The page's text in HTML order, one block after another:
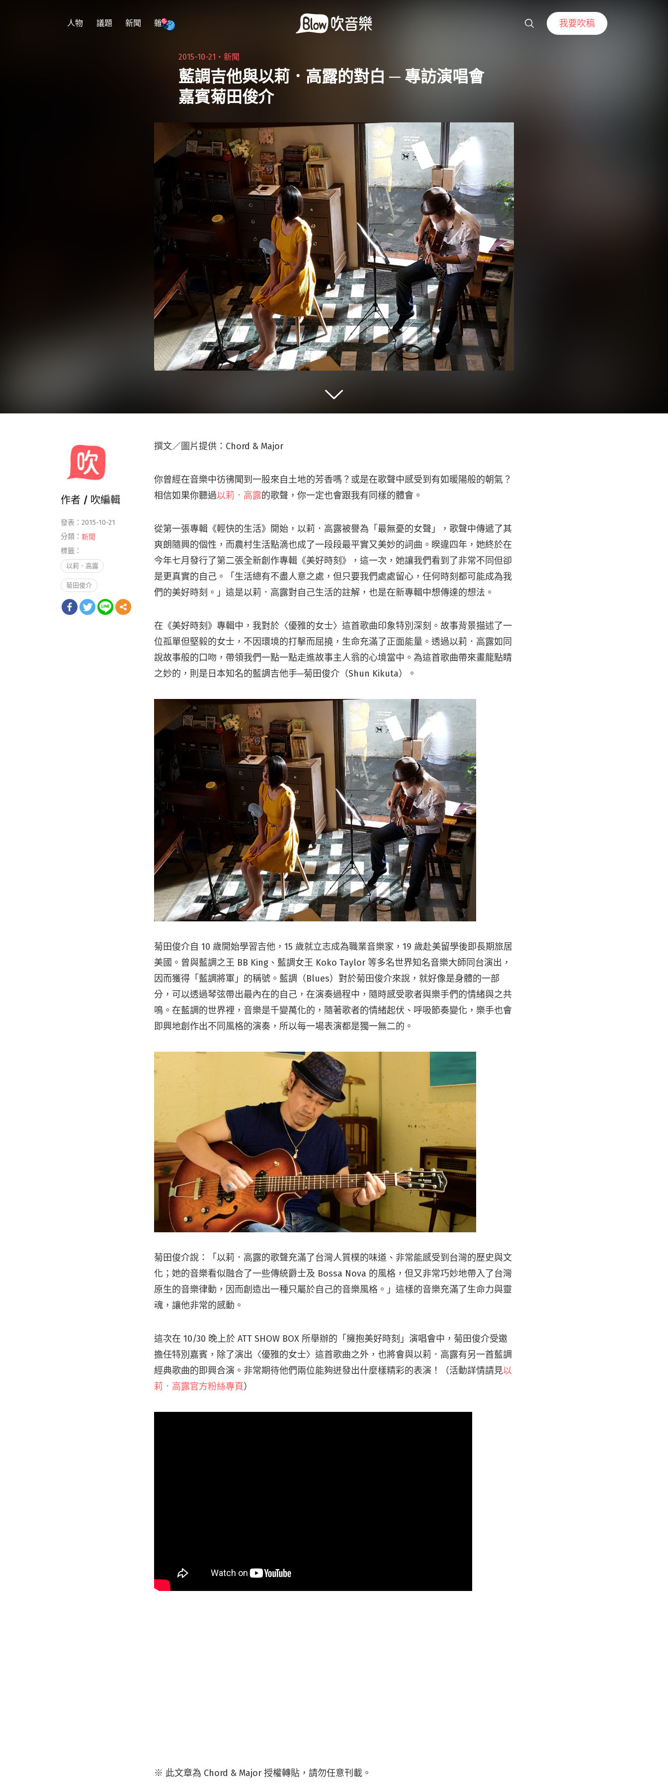
人物 議題 新聞 雜吹 我要吹稿
2015-10-21・新聞
藍調吉他與以莉．高露的對白 ─ 專訪演唱會
嘉賓菊田俊介
撰文／圖片提供：Chord & Major
你曾經在音樂中彷彿聞到一股來自土地的芳香嗎？或是在歌聲中感受到有如暖陽般的朝氣？
相信如果你聽過以莉．高露的歌聲，你一定也會跟我有同樣的體會。
從第一張專輯《輕快的生活》開始，以莉．高露被譽為「最無憂的女聲」，歌聲中傳遞了其
爽朗隨興的個性，而農村生活點滴也成了一段段最平實又美妙的詞曲。睽違四年，她終於在
今年七月發行了第二張全新創作專輯《美好時刻》，這一次，她讓我們看到了非常不同但卻
是更真實的自己。「生活總有不盡人意之處，但只要我們處處留心，任何時刻都可能成為我
們的美好時刻。」這是以莉．高露對自己生活的註解，也是在新專輯中想傳達的想法。
在《美好時刻》專輯中，我對於〈優雅的女士〉這首歌曲印象特別深刻。故事背景描述了一
位孤單但堅毅的女士，不因環境的打擊而屈撓，生命充滿了正面能量。透過以莉．高露如同
說故事般的口吻，帶領我們一點一點走進故事主人翁的心境當中。為這首歌曲帶來畫龍點睛
之妙的，則是日本知名的藍調吉他手─菊田俊介（Shun Kikuta）。
菊田俊介自 10 歲開始學習吉他，15 歲就立志成為職業音樂家，19 歲赴美留學後即長期旅居
美國。曾與藍調之王 BB King、藍調女王 Koko Taylor 等多名世界知名音樂大師同台演出，
因而獲得「藍調將軍」的稱號。藍調（Blues）對於菊田俊介來說，就好像是身體的一部
分，可以透過琴弦帶出最內在的自己，在演奏過程中，隨時感受歌者與樂手們的情緒與之共
鳴。在藍調的世界裡，音樂是千變萬化的，隨著歌者的情緒起伏、呼吸節奏變化，樂手也會
即興地創作出不同風格的演奏，所以每一場表演都是獨一無二的。
菊田俊介說：「以莉．高露的歌聲充滿了台灣人質樸的味道、非常能感受到台灣的歷史與文
化；她的音樂看似融合了一些傳統爵士及 Bossa Nova 的風格，但又非常巧妙地帶入了台灣
原生的音樂律動，因而創造出一種只屬於自己的音樂風格。」這樣的音樂充滿了生命力與靈
魂，讓他非常的感動。
這次在 10/30 晚上於 ATT SHOW BOX 所舉辦的「擁抱美好時刻」演唱會中，菊田俊介受邀
擔任特別嘉賓，除了演出〈優雅的女士〉這首歌曲之外，也將會與以莉．高露有另一首藍調
經典歌曲的即興合演。非常期待他們兩位能夠迸發出什麼樣精彩的表演！（活動詳情請見以
莉．高露官方粉絲專頁）
※ 此文章為 Chord & Major 授權轉貼，請勿任意刊載。
作者 / 吹編輯
發表：2015-10-21
分類： 新聞
標籤：
以莉．高露
菊田俊介